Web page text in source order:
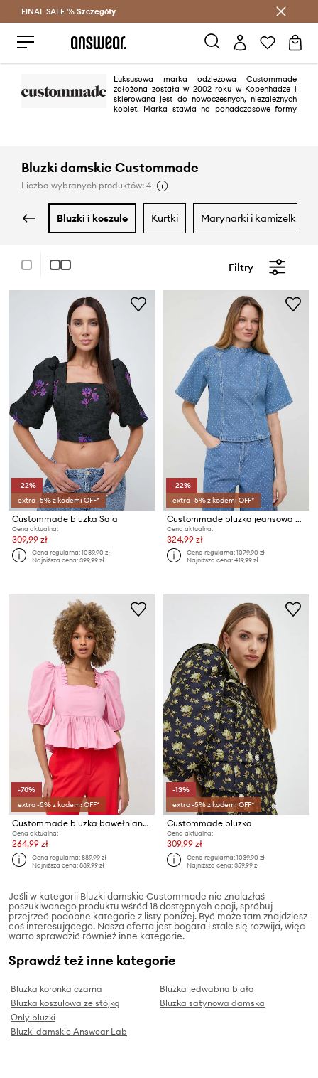
Oszczędzaj z Answear Club >
FINAL SALE % Szczegóły
Luksusowa marka odzieżowa Custommade
założona została w 2002 roku w Kopenhadze i
skierowana jest do nowoczesnych, niezależnych
kobiet. Marka stawia na ponadczasowe formy
Bluzki damskie Custommade
Liczba wybranych produktów: 4
bluzki i koszule kurtki marynarki i kamizelki
Filtry
-22%
extra -5% z kodem: OFF*
Custommade bluzka Saia
Cena aktualna:
309,99 zł
Cena regularna:1039,90 zł
Najniższa cena:399,99 zł
-22%
extra -5% z kodem: OFF*
Custommade bluzka jeansowa Stella
Cena aktualna:
324,99 zł
Cena regularna:1079,90 zł
Najniższa cena:419,99 zł
-70%
extra -5% z kodem: OFF*
Custommade bluzka bawełniana Darine
Cena aktualna:
264,99 zł
Cena regularna:889,99 zł
Najniższa cena:889,99 zł
-13%
extra -5% z kodem: OFF*
Custommade bluzka
Cena aktualna:
309,99 zł
Cena regularna:1039,90 zł
Najniższa cena:359,99 zł
Jeśli w kategorii Bluzki damskie Custommade nie znalazłaś
poszukiwanego produktu wśród 18 dostępnych opcji, spróbuj
przejrzeć podobne kategorie z listy poniżej. Być może tam znajdziesz
coś interesującego. Nasza oferta jest bogata i stale się rozwija, więc
warto sprawdzić również inne kategorie.
Sprawdź też inne kategorie
Bluzka koronka czarna
Bluzka jedwabna biała
Bluzka koszulowa ze stójką
Bluzka satynowa damska
Only bluzki
Bluzki damskie Answear Lab